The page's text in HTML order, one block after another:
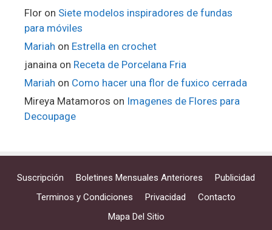
Flor on Siete modelos inspiradores de fundas
para móviles
Mariah on Estrella en crochet
janaina on Receta de Porcelana Fria
Mariah on Como hacer una flor de fuxico cerrada
Mireya Matamoros on Imagenes de Flores para
Decoupage
Suscripción Boletines Mensuales Anteriores
Publicidad
Terminos y Condiciones
Privacidad
Contacto
Mapa Del Sitio